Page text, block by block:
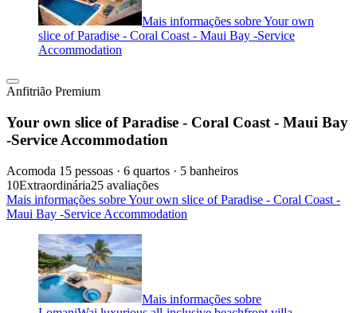
Mais informações sobre Your own
slice of Paradise - Coral Coast - Maui Bay -Service
Accommodation
Anfitrião Premium
Your own slice of Paradise - Coral Coast - Maui Bay
-Service Accommodation
Acomoda 15 pessoas · 6 quartos · 5 banheiros
10Extraordinária25 avaliações
Mais informações sobre Your own slice of Paradise - Coral Coast -
Maui Bay -Service Accommodation
Mais informações sobre